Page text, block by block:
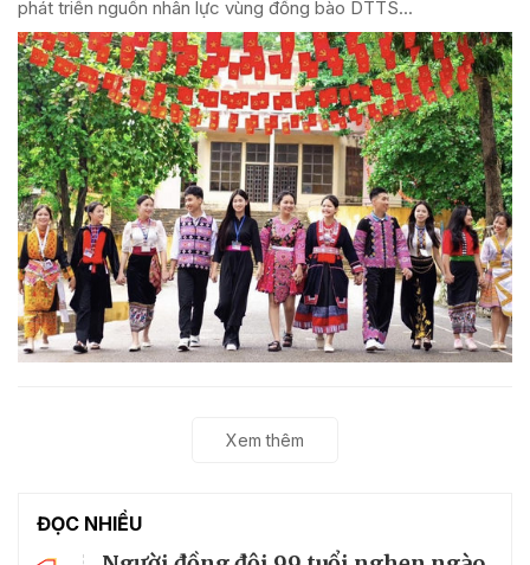
phát triển nguồn nhân lực vùng đồng bào DTTS...
Xem thêm
ĐỌC NHIỀU